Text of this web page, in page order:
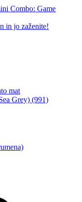
Combo: Game
in jo zaženite!
mat
Grey) (991)